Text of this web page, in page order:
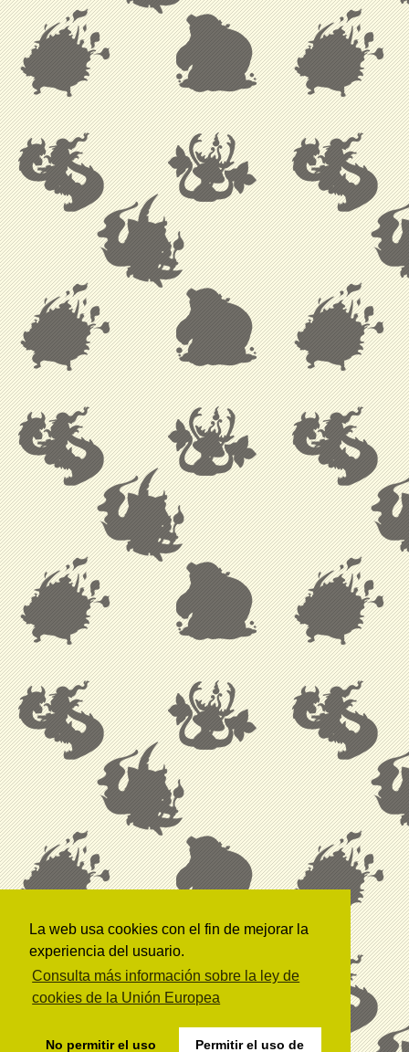
La web usa cookies con el fin de mejorar la
experiencia del usuario.
Consulta más información sobre la ley de
cookies de la Unión Europea
No permitir el uso Permitir el uso de